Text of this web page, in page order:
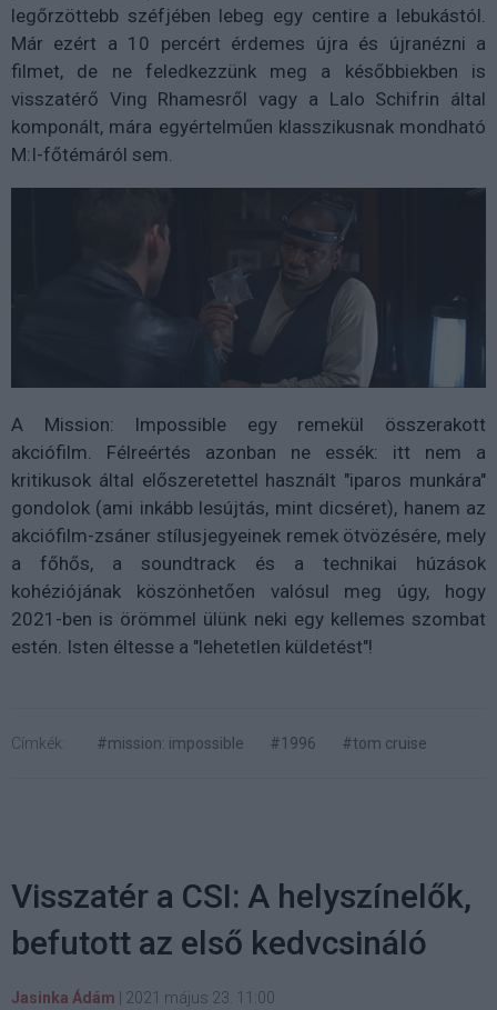
legőrzöttebb széfjében lebeg egy centire a lebukástól.
Már ezért a 10 percért érdemes újra és újranézni a
filmet, de ne feledkezzünk meg a későbbiekben is
visszatérő Ving Rhamesről vagy a Lalo Schifrin által
komponált, mára egyértelműen klasszikusnak mondható
M:I-főtémáról sem.
A Mission: Impossible egy remekül összerakott
akciófilm. Félreértés azonban ne essék: itt nem a
kritikusok által előszeretettel használt "iparos munkára"
gondolok (ami inkább lesújtás, mint dicséret), hanem az
akciófilm-zsáner stílusjegyeinek remek ötvözésére, mely
a főhős, a soundtrack és a technikai húzások
kohéziójának köszönhetően valósul meg úgy, hogy
2021-ben is örömmel ülünk neki egy kellemes szombat
estén. Isten éltesse a "lehetetlen küldetést"!
Címkék: #mission: impossible #1996 #tom cruise
Visszatér a CSI: A helyszínelők,
befutott az első kedvcsináló
Jasinka Ádám 2021 május 23. 11:00